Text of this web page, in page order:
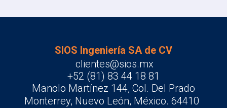
SIOS Ingeniería SA de CV
clientes@sios.mx
+52 (81) 83 44 18 81
Manolo Martínez 144, Col. Del Prado
Monterrey, Nuevo León, México. 64410